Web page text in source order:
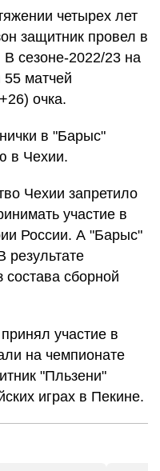
четырех лет
защитник провел в
сезоне-2022/23 на
55 матчей
очка.
в "Барыс"
в Чехии.
Чехии запретило
участие в
России. А "Барыс"
результате
сборной
участие в
на чемпионате
"Пльзени"
играх в Пекине.